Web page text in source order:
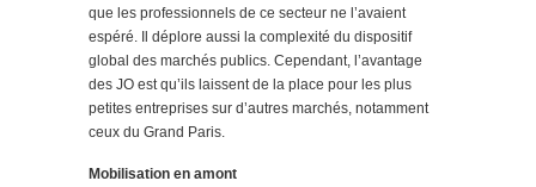
que les professionnels de ce secteur ne l’avaient
espéré. Il déplore aussi la complexité du dispositif
global des marchés publics. Cependant, l’avantage
des JO est qu’ils laissent de la place pour les plus
petites entreprises sur d’autres marchés, notamment
ceux du Grand Paris.
Mobilisation en amont